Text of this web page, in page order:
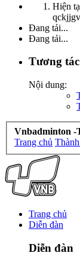
Hiện
Đang tải...
Đang tải...
Tương tác
Nội dung:
Vnbadminton -
Trang chủ
Trang chủ
Diễn đàn
Diễn đàn